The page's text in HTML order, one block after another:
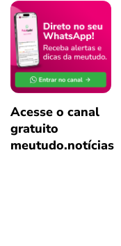
Acesse o canal
gratuito
meutudo.notícias